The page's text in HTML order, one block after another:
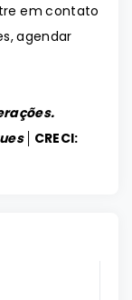
em contato
agendar
│ CRECI: